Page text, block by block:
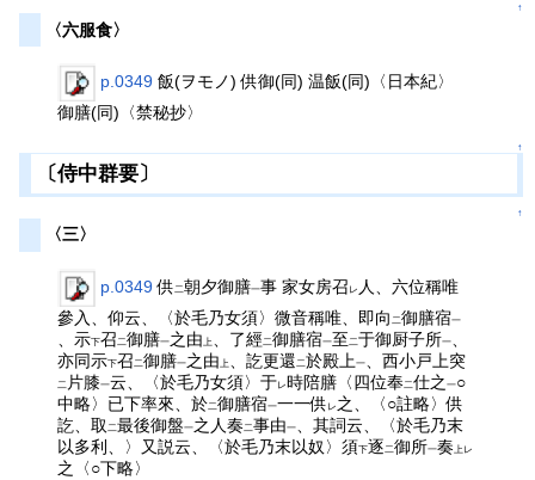
↑
〈六服食〉
p.0349 飯(ヲモノ) 供御(同) 温飯(同)〈日本紀〉
御膳(同)〈禁秘抄〉
↑
〔侍中群要〕
↑
〈三〉
p.0349供二朝夕御膳一事 家女房召 レ 人、六位稱唯
參入、仰云、〈於毛乃女須〉微音稱唯、即向 二御膳宿一
、示下召二御膳一之由上 、了經二御膳宿一至二于御厨子所一
亦同示下召二御膳一之由上 、訖更還二於殿上一 、西小戸上突
二 片膝一云、〈於毛乃女須〉于レ時陪膳〈四位奉二仕之一○
中略〉已下率來、於二御膳宿一一一供 レ 之、〈○註略〉供
訖、取 二最後御盤一之人奏二事由一
、其詞云、〈於毛乃末
以多利、〉又説云、〈於毛乃末以奴〉須下逐二御所一奏上レ
之〈○下略〉